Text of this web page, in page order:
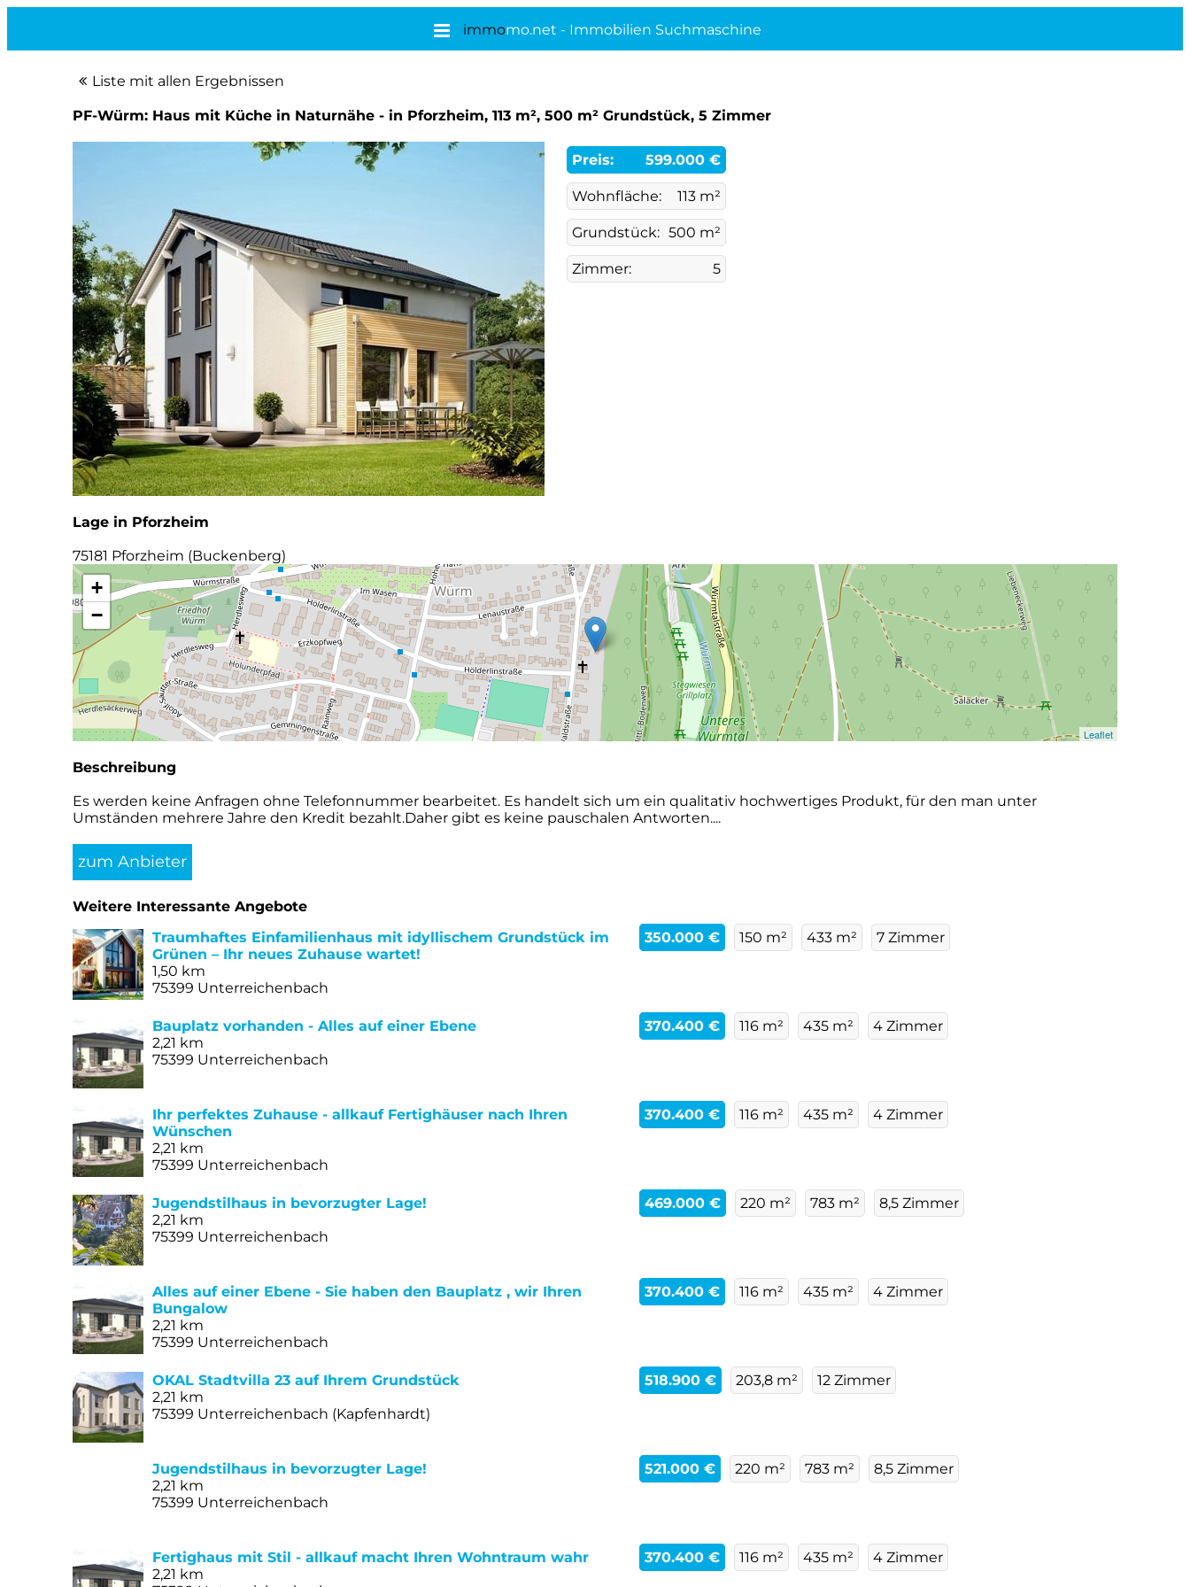
immomo.net - Immobilien Suchmaschine
Liste mit allen Ergebnissen
PF-Würm: Haus mit Küche in Naturnähe - in Pforzheim, 113 m², 500 m² Grundstück, 5 Zimmer
Preis: 599.000 €
Wohnfläche: 113 m²
Grundstück: 500 m²
Zimmer: 5
Lage in Pforzheim
75181 Pforzheim (Buckenberg)
+
−
Leaflet
Beschreibung
Es werden keine Anfragen ohne Telefonnummer bearbeitet. Es handelt sich um ein qualitativ hochwertiges Produkt, für den man unter
Umständen mehrere Jahre den Kredit bezahlt.Daher gibt es keine pauschalen Antworten....
zum Anbieter
Weitere Interessante Angebote
Traumhaftes Einfamilienhaus mit idyllischem Grundstück im
Grünen – Ihr neues Zuhause wartet!
1,50 km
75399 Unterreichenbach
350.000 € 150 m² 433 m² 7 Zimmer
Bauplatz vorhanden - Alles auf einer Ebene
2,21 km
75399 Unterreichenbach
370.400 € 116 m² 435 m² 4 Zimmer
Ihr perfektes Zuhause - allkauf Fertighäuser nach Ihren
Wünschen
2,21 km
75399 Unterreichenbach
370.400 € 116 m² 435 m² 4 Zimmer
Jugendstilhaus in bevorzugter Lage!
2,21 km
75399 Unterreichenbach
469.000 € 220 m² 783 m² 8,5 Zimmer
Alles auf einer Ebene - Sie haben den Bauplatz , wir Ihren
Bungalow
2,21 km
75399 Unterreichenbach
370.400 € 116 m² 435 m² 4 Zimmer
OKAL Stadtvilla 23 auf Ihrem Grundstück
2,21 km
75399 Unterreichenbach (Kapfenhardt)
518.900 € 203,8 m² 12 Zimmer
Jugendstilhaus in bevorzugter Lage!
2,21 km
75399 Unterreichenbach
521.000 € 220 m² 783 m² 8,5 Zimmer
Fertighaus mit Stil - allkauf macht Ihren Wohntraum wahr
2,21 km
370.400 € 116 m² 435 m² 4 Zimmer